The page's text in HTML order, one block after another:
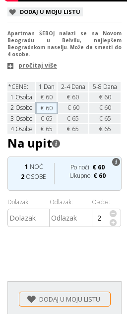
DODAJ U MOJU LISTU
Apartman ŠEBOJ nalazi se na Novom
Beogradu u Belvilu, najlepšem
Beogradskom naselju. Može da smesti do
4 osobe.
pročitaj više
*CENE: 1 Dan 2-4 Dana
5-8 Dana
1 Osoba € 60 € 60 € 60
2 Osobe € 60 € 60 € 60
3 Osobe € 65 € 65 € 65
4Osobe € 65 € 65 € 65
Na upit
Po noći: € 60
Ukupno: € 60
1 NOĆ
2 OSOBE
Dolazak: Odlazak: Osoba:
DODAJ U MOJU LISTU